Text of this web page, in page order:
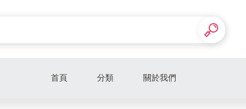
首頁 分類 關於我們